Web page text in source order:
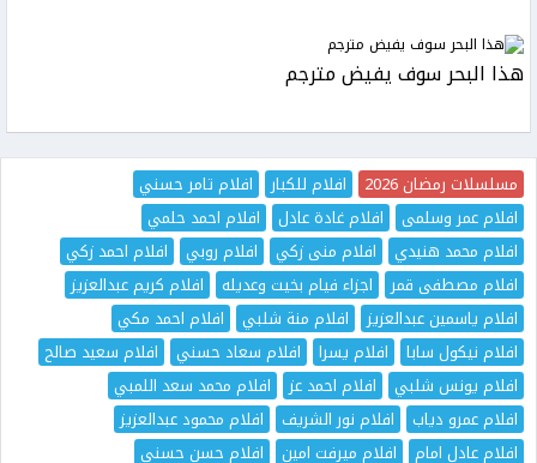
هذا البحر سوف يفيض مترجم
مسلسلات رمضان 2026 افلام للكبار
افلام تامر حسني
افلام عمر وسلمى
افلام غادة عادل
افلام احمد حلمي
افلام محمد هنيدي
افلام منى زكي افلام روبي
افلام احمد زكي
افلام مصطفى قمر
اجزاء فيام بخيت وعديله
افلام كريم عبدالعزيز
افلام ياسمين عبدالعزيز
افلام منة شلبي
افلام احمد مكي
افلام نيكول سابا
افلام يسرا افلام سعاد حسني
افلام سعيد صالح
افلام يونس شلبي
افلام احمد عز
افلام محمد سعد اللمبي
افلام عمرو دياب
افلام نور الشريف
افلام محمود عبدالعزيز
افلام عادل امام
افلام ميرفت امين افلام حسن حسني